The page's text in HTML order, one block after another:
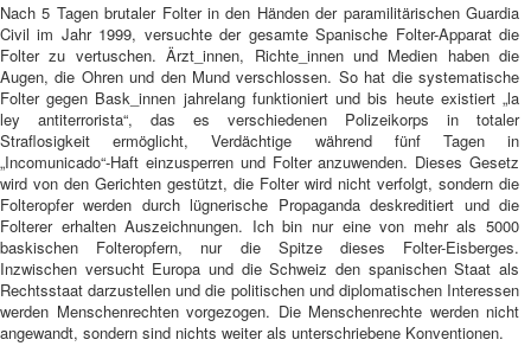
Nach 5 Tagen brutaler Folter in den Händen der paramilitärischen Guardia
Civil im Jahr 1999, versuchte der gesamte Spanische Folter-Apparat die
Folter zu vertuschen. Ärzt_innen, Richte_innen und Medien haben die
Augen, die Ohren und den Mund verschlossen. So hat die systematische
Folter gegen Bask_innen jahrelang funktioniert und bis heute existiert „la
ley antiterrorista“, das es verschiedenen Polizeikorps in totaler
Straflosigkeit ermöglicht, Verdächtige während fünf Tagen in
„Incomunicado“-Haft einzusperren und Folter anzuwenden. Dieses Gesetz
wird von den Gerichten gestützt, die Folter wird nicht verfolgt, sondern die
Folteropfer werden durch lügnerische Propaganda deskreditiert und die
Folterer erhalten Auszeichnungen. Ich bin nur eine von mehr als 5000
baskischen Folteropfern, nur die Spitze dieses Folter-Eisberges.
Inzwischen versucht Europa und die Schweiz den spanischen Staat als
Rechtsstaat darzustellen und die politischen und diplomatischen Interessen
werden Menschenrechten vorgezogen. Die Menschenrechte werden nicht
angewandt, sondern sind nichts weiter als unterschriebene Konventionen.